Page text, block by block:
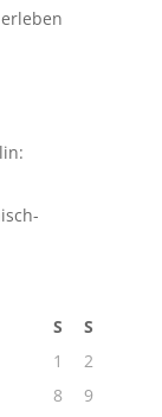
erleben
S
S
1
2
8
9